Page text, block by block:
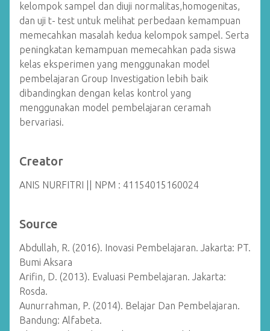
kelompok sampel dan diuji normalitas,homogenitas,
dan uji t- test untuk melihat perbedaan kemampuan
memecahkan masalah kedua kelompok sampel. Serta
peningkatan kemampuan memecahkan pada siswa
kelas eksperimen yang menggunakan model
pembelajaran Group Investigation lebih baik
dibandingkan dengan kelas kontrol yang
menggunakan model pembelajaran ceramah
bervariasi.
Creator
ANIS NURFITRI || NPM : 41154015160024
Source
Abdullah, R. (2016). Inovasi Pembelajaran. Jakarta: PT.
Bumi Aksara
Arifin, D. (2013). Evaluasi Pembelajaran. Jakarta:
Rosda.
Aunurrahman, P. (2014). Belajar Dan Pembelajaran.
Bandung: Alfabeta.